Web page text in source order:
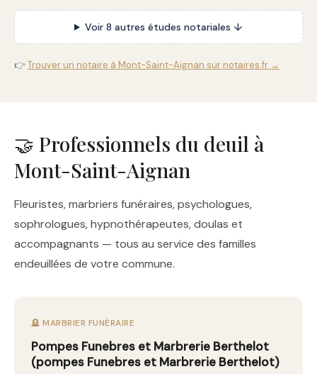
Voir 8 autres études notariales ↓
👉Trouver un notaire à Mont-Saint-Aignan sur notaires.fr →
🤝 Professionnels du deuil à
Mont-Saint-Aignan
Fleuristes, marbriers funéraires, psychologues,
sophrologues, hypnothérapeutes, doulas et
accompagnants — tous au service des familles
endeuillées de votre commune.
🪦 MARBRIER FUNÉRAIRE
Pompes Funebres et Marbrerie Berthelot
(pompes Funebres et Marbrerie Berthelot)